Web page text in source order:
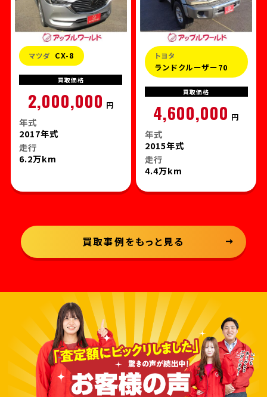
マツダ CX-8
買取価格
2,000,000 円
年式
2017年式
走行
6.2万km
トヨタ
ランドクルーザー70
買取価格
4,600,000 円
年式
2015年式
走行
4.4万km
買取事例をもっと見る